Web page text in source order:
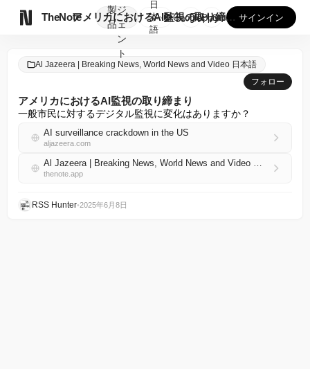
TheNote
製
品
ジ
ェ
ン
ト
アメリカにおけるAI監視の取り締まり
日
本
語
GooglePlay
AppStore サインイン
Al Jazeera | Breaking News, World News and Video 日本語
フォロー
アメリカにおけるAI監視の取り締まり
一般市民に対するデジタル監視に変化はありますか？
AI surveillance crackdown in the US
aljazeera.com
Al Jazeera | Breaking News, World News and Video 日本語 RSS
thenote.app
RSS Hunter•2025年6月8日